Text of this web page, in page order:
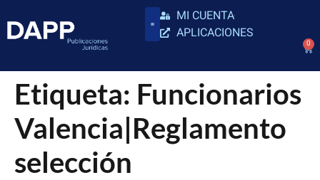
MI CUENTA
APLICACIONES
0
Etiqueta: Funcionarios
Valencia|Reglamento
selección